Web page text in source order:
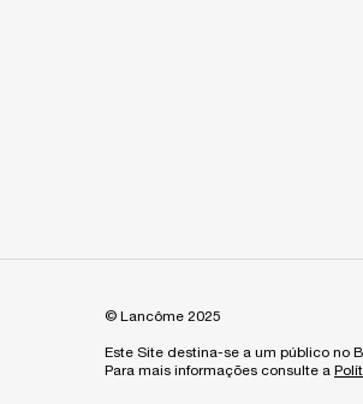
© Lancôme 2025
Este Site destina-se a um público no
Para mais informações consulte a